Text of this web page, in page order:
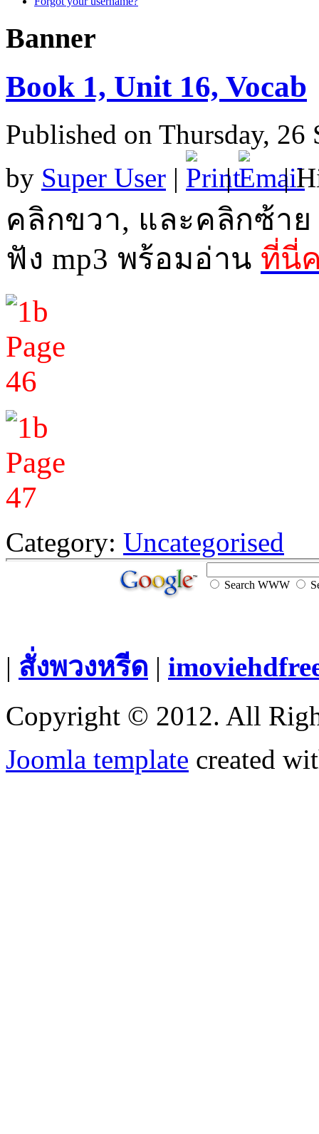
Banner
Book 1, Unit 16, Vocab
Published on Thursday, 26
by Super User | | |
คลิกขวา, และคลิกซ้าย
ฟัง mp3 พร้อมอ่าน ที่นี่
Category: Uncategorised
Search WWW
| สั่งพวงหรีด |
Copyright © 2012. All
Joomla template created